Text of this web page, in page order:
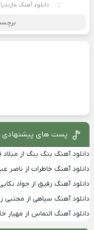
دانلود آهنگ
پست های پیشنهادی
دانلود آهنگ بنگ بنگ از میلاد
دانلود آهنگ خاطرات از ناصر
دانلود آهنگ رفیق از جواد
دانلود آهنگ سیاهی از مجتبی
دانلود آهنگ التماس از مهیار